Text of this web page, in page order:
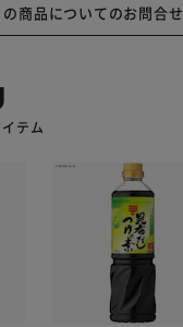
の商品についてのお問合せ
テム